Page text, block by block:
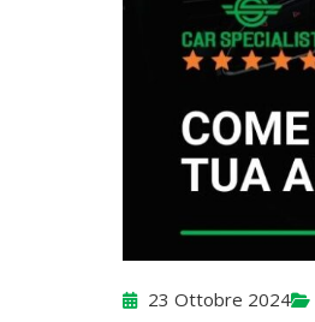
23 Ottobre 2024